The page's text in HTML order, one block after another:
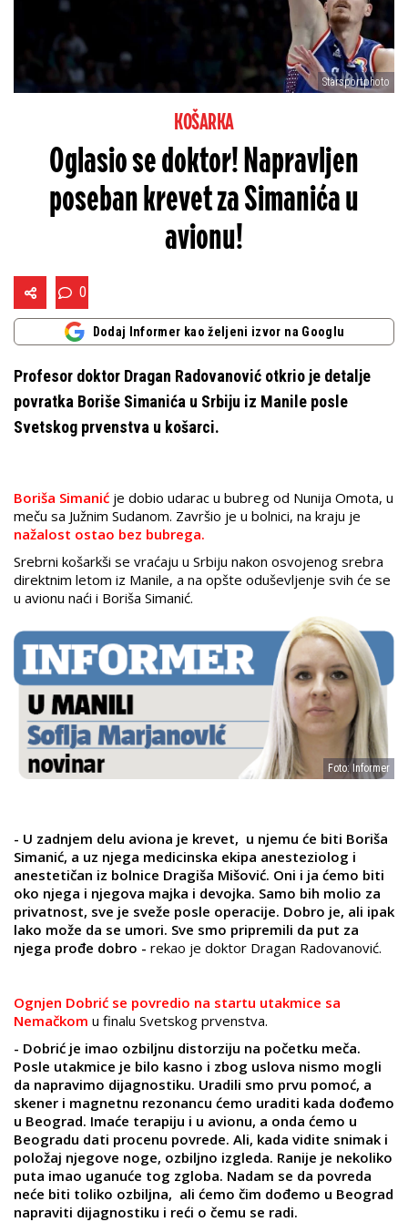
Starsportphoto
KOŠARKA
Oglasio se doktor! Napravljen
poseban krevet za Simanića u
avionu!
0
Dodaj Informer kao željeni izvor na Googlu
Profesor doktor Dragan Radovanović otkrio je detalje
povratka Boriše Simanića u Srbiju iz Manile posle
Svetskog prvenstva u košarci.
Boriša Simanić je dobio udarac u bubreg od Nunija Omota, u
meču sa Južnim Sudanom. Završio je u bolnici, na kraju je
nažalost ostao bez bubrega.
Srebrni košarkši se vraćaju u Srbiju nakon osvojenog srebra
direktnim letom iz Manile, a na opšte oduševljenje svih će se
u avionu naći i Boriša Simanić.
Foto: Informer
- U zadnjem delu aviona je krevet, u njemu će biti Boriša
Simanić, a uz njega medicinska ekipa anesteziolog i
anestetičan iz bolnice Dragiša Mišović. Oni i ja ćemo biti
oko njega i njegova majka i devojka. Samo bih molio za
privatnost, sve je sveže posle operacije. Dobro je, ali ipak
lako može da se umori. Sve smo pripremili da put za
njega prođe dobro - rekao je doktor Dragan Radovanović.
Ognjen Dobrić se povredio na startu utakmice sa
Nemačkom u finalu Svetskog prvenstva.
- Dobrić je imao ozbiljnu distorziju na početku meča.
Posle utakmice je bilo kasno i zbog uslova nismo mogli
da napravimo dijagnostiku. Uradili smo prvu pomoć, a
skener i magnetnu rezonancu ćemo uraditi kada dođemo
u Beograd. Imaće terapiju i u avionu, a onda ćemo u
Beogradu dati procenu povrede. Ali, kada vidite snimak i
položaj njegove noge, ozbiljno izgleda. Ranije je nekoliko
puta imao uganuće tog zgloba. Nadam se da povreda
neće biti toliko ozbiljna, ali ćemo čim dođemo u Beograd
napraviti dijagnostiku i reći o čemu se radi.